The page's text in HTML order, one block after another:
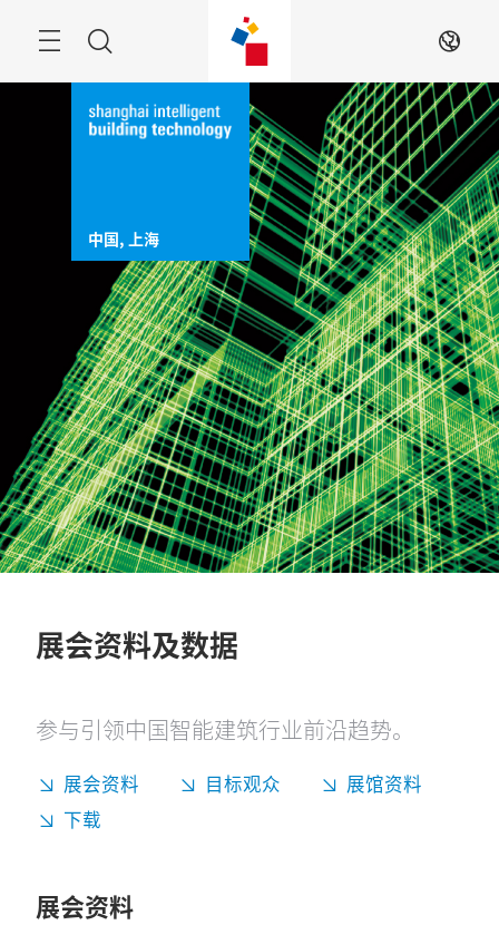
Navigation
索
ZH
中国, 上海
展会资料及数据
参与引领中国智能建筑行业前沿趋势。
展会资料 目标观众
展馆资料
下载
展会资料